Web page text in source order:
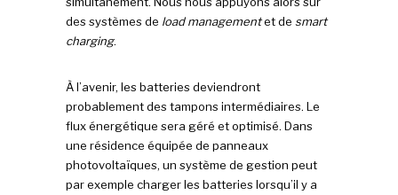
des systèmes de load managementet de smart
charging.
À l’avenir, les batteries deviendront
probablement des tampons intermédiaires. Le
flux énergétique sera géré et optimisé. Dans
une résidence équipée de panneaux
photovoltaïques, un système de gestion peut
par exemple charger les batteries lorsqu’il y a